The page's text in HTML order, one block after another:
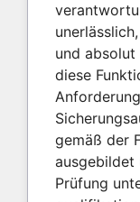
und absolut
diese
gemäß der
ausgebildet
Prüfung